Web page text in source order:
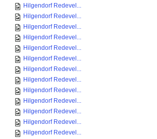
Hilgendorf Redevel...
Hilgendorf Redevel...
Hilgendorf Redevel...
Hilgendorf Redevel...
Hilgendorf Redevel...
Hilgendorf Redevel...
Hilgendorf Redevel...
Hilgendorf Redevel...
Hilgendorf Redevel...
Hilgendorf Redevel...
Hilgendorf Redevel...
Hilgendorf Redevel...
Hilgendorf Redevel...